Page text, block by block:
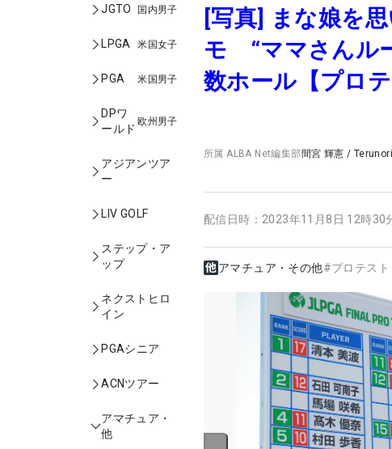
JGTO 国内男子
LPGA 米国女子
PGA 米国男子
DPワ
ールド
欧州男子
アジアンツア
ー
LIV GOLF
ステップ・ア
ップ
ネクストヒロ
イン
PGAシニア
ACNツアー
アマチュア・
他
[写真] まな娘を
モ “ママさんル
数ホール【プロ
所属ALBA Net編集部間宮 輝憲 /
配信日時： 2023年11月8日 12時30
アマチュア・その他#プロテスト